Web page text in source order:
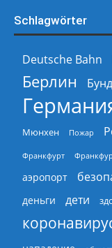
Schlagwörter
Deutsche Bahn
Берлин
Мюнхен Пожар
Франкфурт
аэропорт
деньги дети